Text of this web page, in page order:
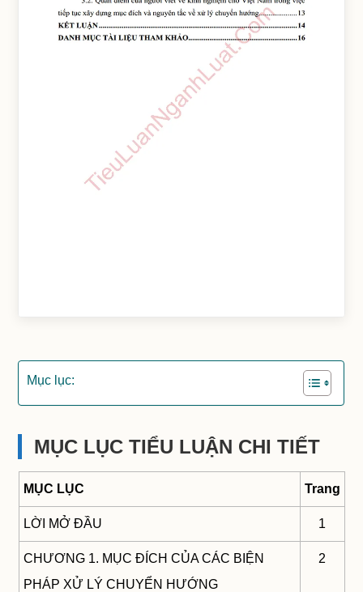
Mục lục:
MỤC LỤC TIỂU LUẬN CHI TIẾT
MỤC LỤC Trang
LỜI MỞ ĐẦU 1
CHƯƠNG 1. MỤC ĐÍCH CỦA CÁC BIỆN
PHÁP XỬ LÝ CHUYỂN HƯỚNG
2